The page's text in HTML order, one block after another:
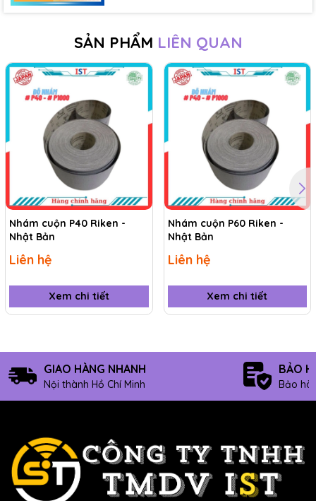
SẢN PHẨM LIÊN QUAN
Nhám cuộn P40 Riken -
Nhật Bản
Liên hệ
Xem chi tiết
Nhám cuộn P60 Riken -
Nhật Bản
Liên hệ
Xem chi tiết
GIAO HÀNG NHANH
Nội thành Hồ Chí Minh
BẢO
Bảo